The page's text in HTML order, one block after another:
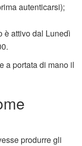
autenticarsi);
è attivo dal Lunedì
a portata di mano il
produrre gli